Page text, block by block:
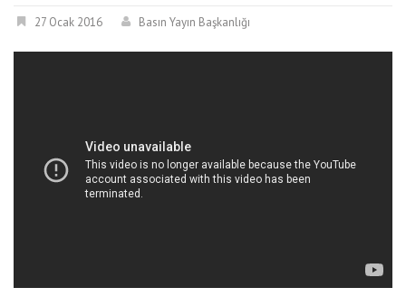
27 Ocak 2016 Basın Yayın Başkanlığı